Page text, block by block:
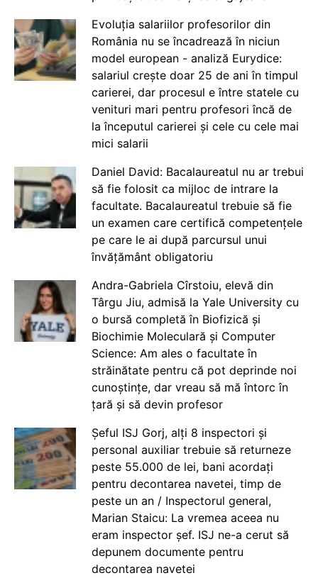
Evoluția salariilor profesorilor din
România nu se încadrează în niciun
model european - analiză Eurydice:
salariul crește doar 25 de ani în timpul
carierei, dar procesul e între statele cu
venituri mari pentru profesori încă de
la începutul carierei și cele cu cele mai
mici salarii
Daniel David: Bacalaureatul nu ar trebui
să fie folosit ca mijloc de intrare la
facultate. Bacalaureatul trebuie să fie
un examen care certifică competențele
pe care le ai după parcursul unui
învățământ obligatoriu
Andra-Gabriela Cîrstoiu, elevă din
Târgu Jiu, admisă la Yale University cu
o bursă completă în Biofizică și
Biochimie Moleculară și Computer
Science: Am ales o facultate în
străinătate pentru că pot deprinde noi
cunoștințe, dar vreau să mă întorc în
țară și să devin profesor
Șeful ISJ Gorj, alți 8 inspectori și
personal auxiliar trebuie să returneze
peste 55.000 de lei, bani acordați
pentru decontarea navetei, timp de
peste un an / Inspectorul general,
Marian Staicu: La vremea aceea nu
eram inspector șef. ISJ ne-a cerut să
depunem documente pentru
decontarea navetei